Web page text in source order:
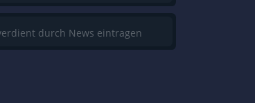
durch News eintragen